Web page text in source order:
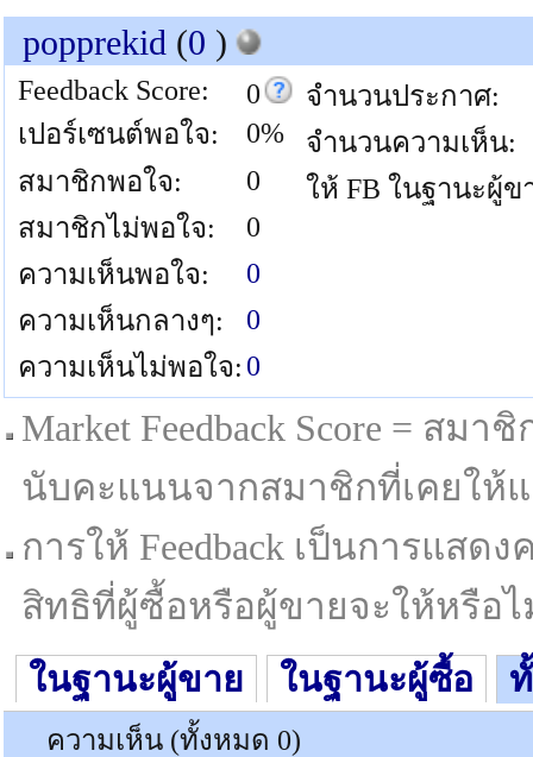
popprekid (0 )
Feedback Score:
0
เปอร์เซนต์พอใจ:
0%
สมาชิกพอใจ:
0
สมาชิกไม่พอใจ:
0
ความเห็นพอใจ:
0
ความเห็นกลางๆ:
0
ความเห็นไม่พอใจ: 0
จำนวนประกาศ:
จำนวนความเห็น:
ให้ FB ในฐานะผู้ข
Market Feedback Score = สม
นับคะแนนจากสมาชิกที่เคยให้
การให้ Feedback เป็นการแส
สิทธิที่ผู้ซื้อหรือผู้ขายจะให้หรือไ
ในฐานะผู้ขาย ในฐานะผู้ซื้อ
ความเห็น (ทั้งหมด 0)